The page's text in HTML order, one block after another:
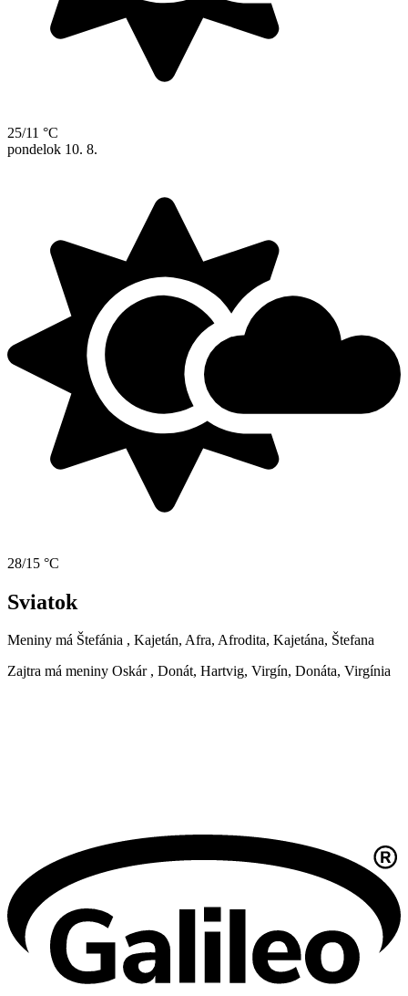
25/11 °C
pondelok 10. 8.
28/15 °C
Sviatok
Meniny má Štefánia , Kajetán, Afra, Afrodita, Kajetána, Štefana
Zajtra má meniny Oskár , Donát, Hartvig, Virgín, Donáta, Virgínia